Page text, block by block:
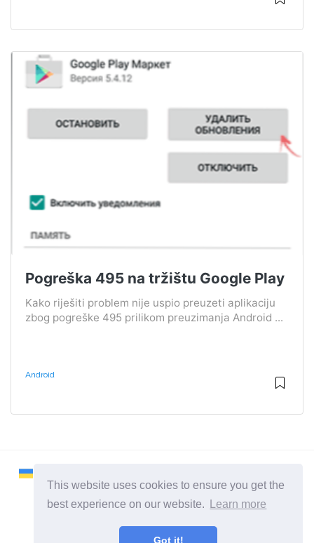
This website uses cookies to ensure you get the
best experience on our website.
Learn more
Got it!
Pogreška 495 na tržištu Google Play
Kako riješiti problem nije uspio preuzeti aplikaciju
zbog pogreške 495 prilikom preuzimanja Android ...
Android
2026 ©Remontcompa